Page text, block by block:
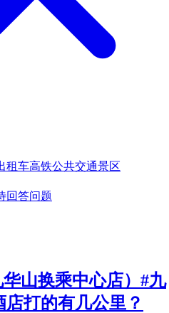
租车高铁公共交通景区
回答问题
山换乘中心店）#九
打的有几公里？